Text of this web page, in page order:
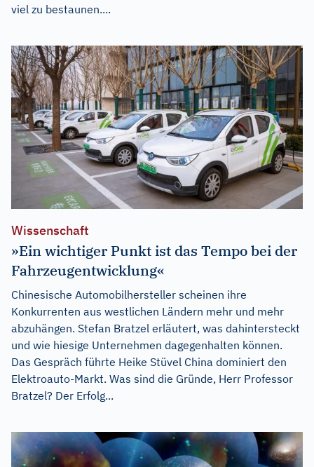
viel zu bestaunen....
Wissenschaft
»Ein wichtiger Punkt ist das Tempo bei der
Fahrzeugentwicklung«
Chinesische Automobilhersteller scheinen ihre
Konkurrenten aus westlichen Ländern mehr und mehr
abzuhängen. Stefan Bratzel erläutert, was dahintersteckt
und wie hiesige Unternehmen dagegenhalten können.
Das Gespräch führte Heike Stüvel China dominiert den
Elektroauto-Markt. Was sind die Gründe, Herr Professor
Bratzel? Der Erfolg...